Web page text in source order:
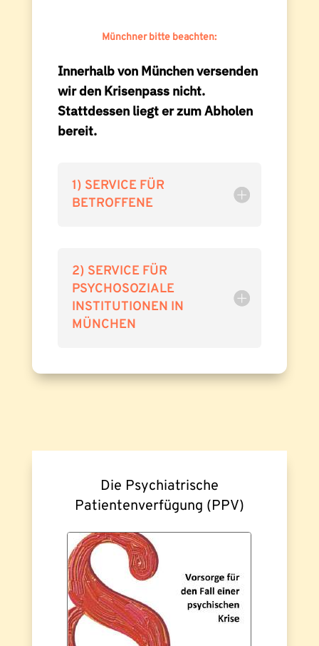
Münchner bitte beachten:
Innerhalb von München versenden
wir den Krisenpass nicht.
Stattdessen liegt er zum Abholen
bereit.
1) SERVICE FÜR
BETROFFENE
2) SERVICE FÜR
PSYCHOSOZIALE
INSTITUTIONEN IN
MÜNCHEN
Die Psychiatrische
Patientenverfügung (PPV)